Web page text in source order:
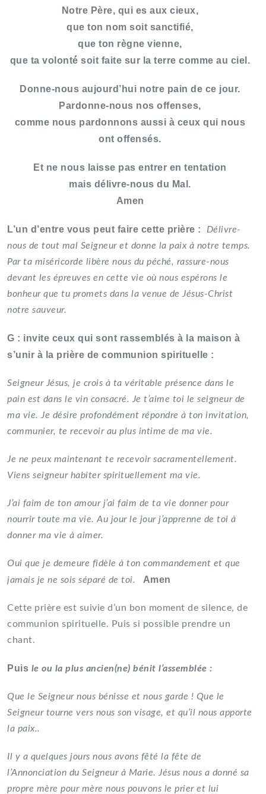
Notre Père, qui es aux cieux,
que ton nom soit sanctifié,
que ton règne vienne,
que ta volonté́ soit faite sur la terre comme au ciel.
Donne-nous aujourd’hui notre pain de ce jour.
Pardonne-nous nos offenses,
comme nous pardonnons aussi à ceux qui nous
ont offensés.
Et ne nous laisse pas entrer en tentation
mais délivre-nous du Mal.
Amen
L’un d’entre vous peut faire cette prière :
Délivre-
nous de tout mal Seigneur et donne la paix à notre temps.
Par ta miséricorde libère nous du péché, rassure-nous
devant les épreuves en cette vie où nous espérons le
bonheur que tu promets dans la venue de Jésus-Christ
notre sauveur.
G : invite ceux qui sont rassemblés à la maison à
s’unir à la prière de communion spirituelle :
Seigneur Jésus, je crois à ta véritable présence dans le
pain est dans le vin consacré. Je t’aime toi le seigneur de
ma vie. Je désire profondément répondre à ton invitation,
communier, te recevoir au plus intime de ma vie.
Je ne peux maintenant te recevoir sacramentellement.
Viens seigneur habiter spirituellement ma vie.
J’ai faim de ton amour j’ai faim de ta vie donner pour
nourrir toute ma vie. Au jour le jour j’apprenne de toi à
donner ma vie à aimer.
Oui que je demeure fidèle à ton commandement et que
jamais je ne sois séparé de toi.
Amen
Cette prière est suivie d’un bon moment de silence, de
communion spirituelle. Puis si possible prendre un
chant.
Puis le ou la plus ancien(ne) bénit l’assemblée :
Que le Seigneur nous bénisse et nous garde ! Que le
Seigneur tourne vers nous son visage, et qu’il nous apporte
la paix..
Il y a quelques jours nous avons fêté la fête de
l’Annonciation du Seigneur à Marie. Jésus nous a donné sa
propre mère pour mère nous pouvons le prier et lui